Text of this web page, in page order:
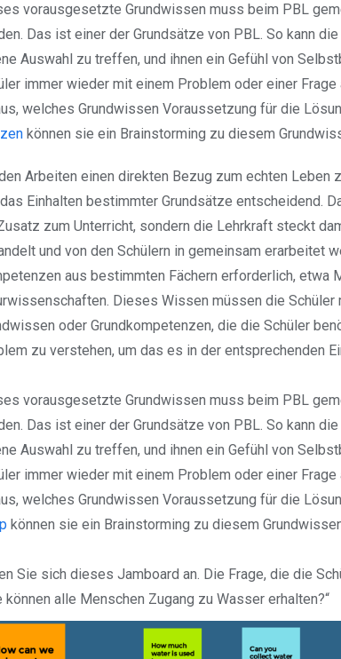
vorausgesetzte Grundwissen muss beim PBL
Das ist einer der Grundsätze von PBL. So kann
Auswahl zu treffen, und ihnen ein Gefühl von
immer wieder mit einem Problem oder einer
welches Grundwissen Voraussetzung für die
können sie ein Brainstorming zu diesem
Arbeiten einen direkten Bezug zum echten Leben
Einhalten bestimmter Grundsätze entscheidend.
zum Unterricht, sondern die Lehrkraft steckt
und von den Schülern in gemeinsam erarbeitet
aus bestimmten Fächern erforderlich, etwa
Dieses Wissen müssen die Schüler
oder Grundkompetenzen, die die Schüler
zu verstehen, um das es in der entsprechenden
vorausgesetzte Grundwissen muss beim PBL
Das ist einer der Grundsätze von PBL. So kann
Auswahl zu treffen, und ihnen ein Gefühl von
immer wieder mit einem Problem oder einer
welches Grundwissen Voraussetzung für die
können sie ein Brainstorming zu diesem
Sie sich dieses Jamboard an. Die Frage, die die
können alle Menschen Zugang zu Wasser erhalten?“